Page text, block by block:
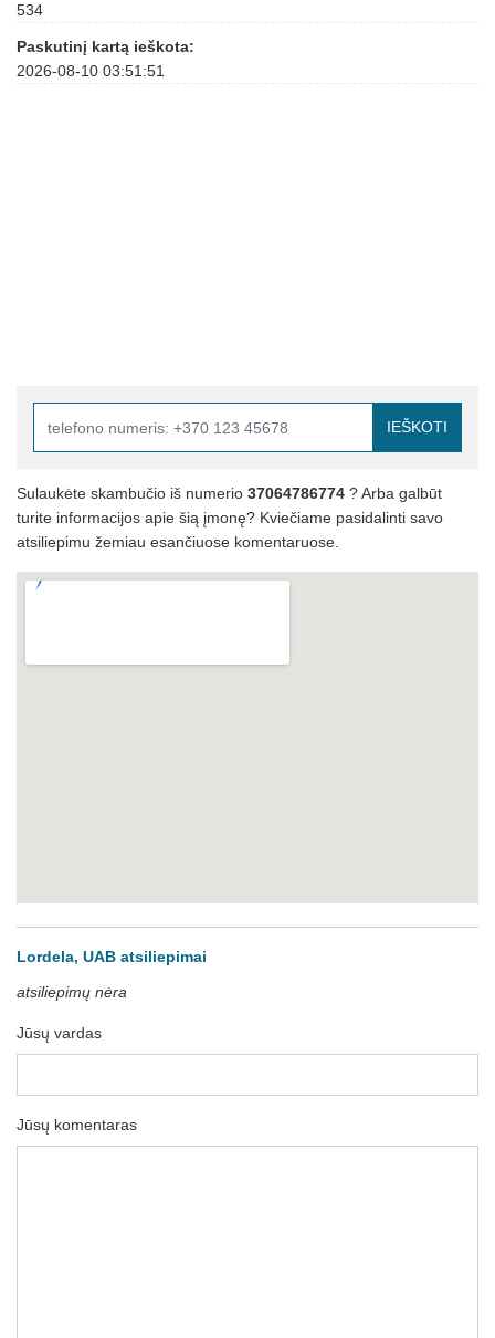
534
Paskutinį kartą ieškota:
2026-08-10 03:51:51
IEŠKOTI
Sulaukėte skambučio iš numerio 37064786774 ? Arba galbūt
turite informacijos apie šią įmonę? Kviečiame pasidalinti savo
atsiliepimu žemiau esančiuose komentaruose.
Lordela, UAB atsiliepimai
atsiliepimų nėra
Jūsų vardas
Jūsų komentaras